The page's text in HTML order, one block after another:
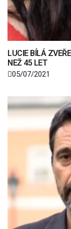
LUCIE BÍLÁ
NEŽ 45 LET
05/07/2021